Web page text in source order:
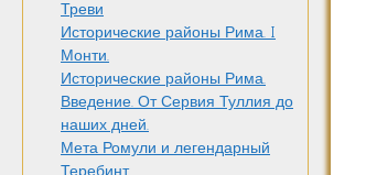
Треви
Исторические районы Рима. I
Монти.
Исторические районы Рима.
Введение. От Сервия Туллия до
наших дней.
Мета Ромули и легендарный